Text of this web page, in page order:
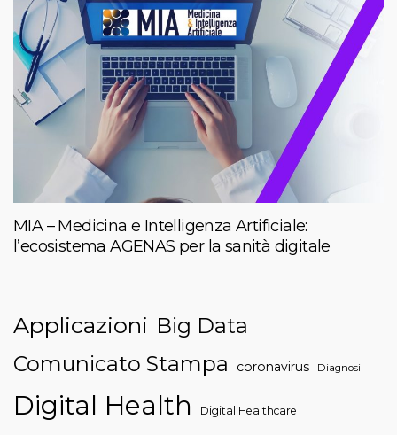
MIA – Medicina e Intelligenza Artificiale:
l’ecosistema AGENAS per la sanità digitale
Applicazioni Big Data
Comunicato Stampa
coronavirus Diagnosi
Digital Health Digital Healthcare